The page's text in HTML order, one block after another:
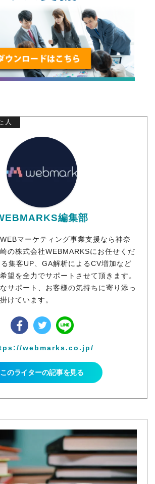
人
編集部
マーケティング事業支援なら神奈
の株式会社WEBMARKSにお任せくだ
集客UP、GA解析によるCV増加など
望を全力でサポートさせて頂きます。
サポート、お客様の気持ちに寄り添っ
けています。
webmarks.co.jp/
このライターの記事を見る